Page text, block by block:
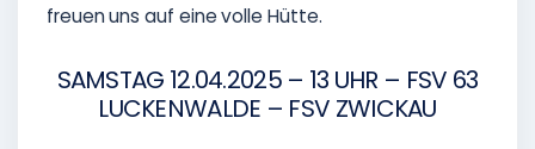
freuen uns auf eine volle Hütte.
SAMSTAG 12.04.2025 – 13 UHR – FSV 63
LUCKENWALDE – FSV ZWICKAU